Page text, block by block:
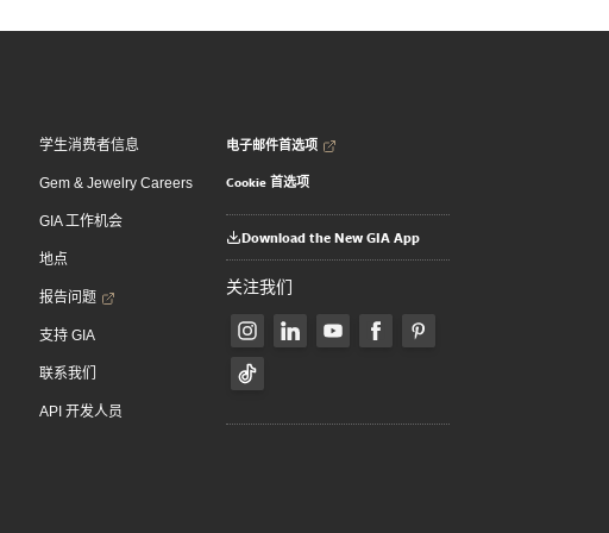
学生消费者信息
Gem & Jewelry Careers
GIA 工作机会
地点
报告问题
支持 GIA
联系我们
API 开发人员
电子邮件首选项
Cookie 首选项
Download the New GIA App
关注我们